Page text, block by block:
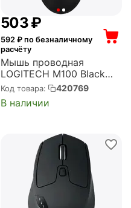
‍503‍₽
592 ₽ по безналичному
расчёту
Мышь проводная
LOGITECH M100 Black
USB, 1000 dpi,
оптическая, чёрная (910-
005006)
Код товара: 420769
В наличии